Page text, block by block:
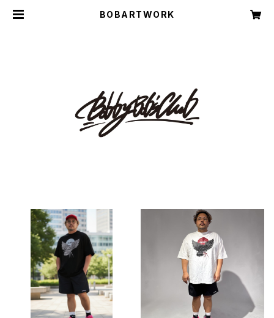
BOBARTWORK